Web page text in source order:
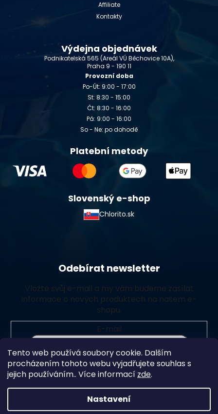
Tento web používá soubory cookie. Dalším
procházením tohoto webu vyjadřujete souhlas s
jejich používáním.. Více informací zde.
Nastavení
Affiliate
Kontakty
Výdejna objednávek
Podnikatelská 565 (Areál VÚ Běchovice 10A),
Praha 9 - 190 11
Provozní doba
Po-Út: 9:00 - 17:00
St: 8:30 - 15:00
Čt: 8:30 - 16:00
Pá: 9:00 - 16:00
So - Ne: po dohodě
Platební metody
Slovenský e-shop
Chlorito.sk
Odebírat newsletter
Vložte svůj e-mail a my vám budeme zasílat
informace o nových produktech na našem e-
shopu.
E-mail
Vložením e-mailu souhlasíte spodmínkami ochrany
osobních údajů
Přihlásit se